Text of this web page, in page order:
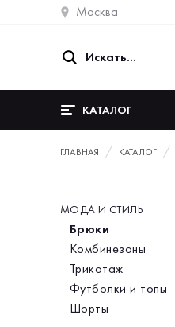
Москва
КАТАЛОГ
ГЛАВНАЯ КАТАЛОГ
Категория
МОДА И СТИЛЬ
Брюки
Комбинезоны
Трикотаж
Футболки и топы
Шорты